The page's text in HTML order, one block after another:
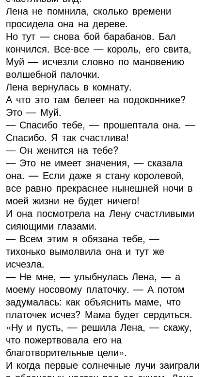
Лена не помнила, сколько времени
просидела она на дереве.
Но тут — снова бой барабанов. Бал
кончился. Все-все — король, его свита,
Муй — исчезли словно по мановению
волшебной палочки.
Лена вернулась в комнату.
А что это там белеет на подоконнике?
Это — Муй.
— Спасибо тебе, — прошептала она. —
Спасибо. Я так счастлива!
— Он женится на тебе?
— Это не имеет значения, — сказала
она. — Если даже я стану королевой,
все равно прекраснее нынешней ночи в
моей жизни не будет ничего!
И она посмотрела на Лену счастливыми
сияющими глазами.
— Всем этим я обязана тебе, —
тихонько вымолвила она и тут же
исчезла.
— Не мне, — улыбнулась Лена, — а
моему носовому платочку. — А потом
задумалась: как объяснить маме, что
платочек исчез? Мама будет сердиться.
«Ну и пусть, — решила Лена, — скажу,
что пожертвовала его на
благотворительные цели».
И когда первые солнечные лучи заиграли